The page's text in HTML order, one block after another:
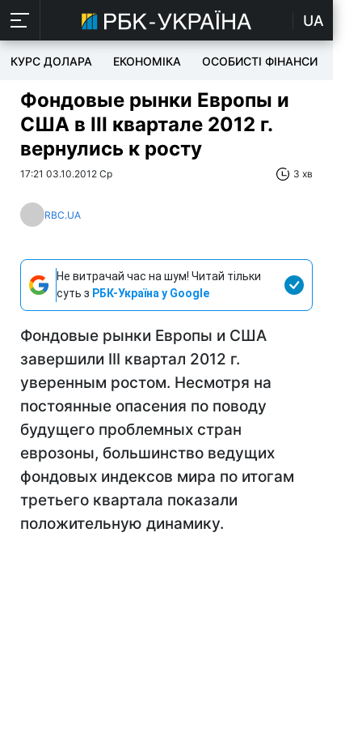
UA
КУРС ДОЛАРА ЕКОНОМІКА ОСОБИСТІ ФІНАНСИ
Фондовые рынки Европы и
США в III квартале 2012 г.
вернулись к росту
17:21 03.10.2012 Ср 3 хв
RBC.UA
Не витрачай час на шум! Читай тільки
суть з РБК-Україна у Google
Фондовые рынки Европы и США
завершили III квартал 2012 г.
уверенным ростом. Несмотря на
постоянные опасения по поводу
будущего проблемных стран
еврозоны, большинство ведущих
фондовых индексов мира по итогам
третьего квартала показали
положительную динамику.